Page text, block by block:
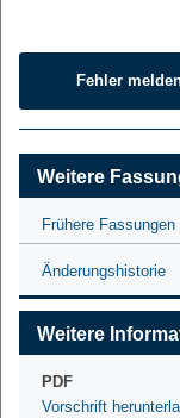
Fehler
Weitere
Frühere Fassungen
Änderungshistorie
Weitere
PDF
Vorschrift